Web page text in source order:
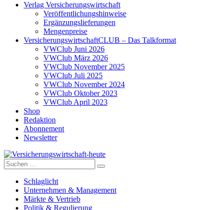
Verlag Versicherungswirtschaft
Veröffentlichungshinweise
Ergänzungslieferungen
Mengenpreise
VersicherungswirtschaftCLUB – Das Talkformat
VWClub Juni 2026
VWClub März 2026
VWClub November 2025
VWClub Juli 2025
VWClub November 2024
VWClub Oktober 2023
VWClub April 2023
Shop
Redaktion
Abonnement
Newsletter
Versicherungswirtschaft-heute
Suche
nach:
Schlaglicht
Unternehmen & Management
Märkte & Vertrieb
Politik & Regulierung